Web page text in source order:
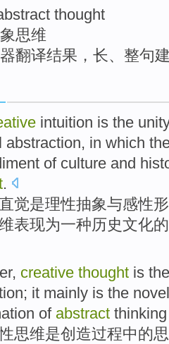
thought
思维
翻译结果，长、整句
intuition is the
abstraction, in which
of culture and
.
直觉是理性抽象与感性
表现为一种历史文化的
, creative thought is
; it mainly is the novel
of abstract
思维是创造过程中的